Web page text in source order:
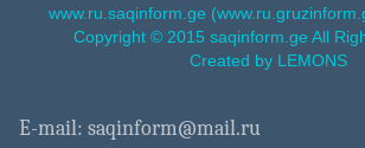
www.ru.saqinform.ge
Copyright © 2015 saqinform.ge All
Created by LEMONS
E-mail: saqinform@mail.ru